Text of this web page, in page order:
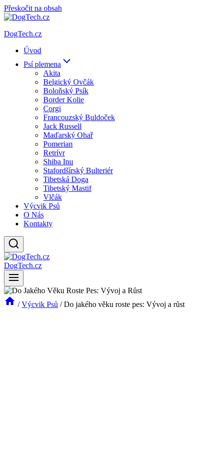
Přeskočit na obsah
DogTech.cz
Úvod
Psí plemena
Akita
Belgický Ovčák
Boloňský Psík
Border Kolie
Corgi
Francouzský Buldoček
Jack Russell
Maďarský Ohař
Pomerian
Retrívr
Shiba Inu
Stafordšírský Bulteriér
Tibetská Doga
Tibetský Mastif
Vlčák
Výcvik Psů
O Nás
Kontakty
DogTech.cz
/ Výcvik Psů / Do jakého věku roste pes: Vývoj a růst